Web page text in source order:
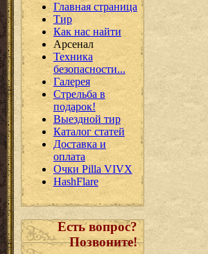
Главная страница
Тир
Как нас найти
Арсенал
Техника
безопасности...
Галерея
Стрельба в
подарок!
Выездной тир
Каталог статей
Доставка и
оплата
Очки Pilla VIVX
HashFlare
Есть вопрос?
Позвоните!